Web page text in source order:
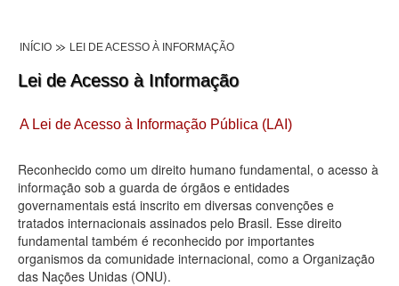
Lei de Acesso à Informação
Dados Governamentais Abertos
Planejamento
Catálogo de dados
Processo Legislativo
Deputados Estaduais
INÍCIO LEI DE ACESSO À INFORMAÇÃO
Lei de Acesso à Informação
A Lei de Acesso à Informação Pública (LAI)
Reconhecido como um direito humano fundamental, o acesso à
informação sob a guarda de órgãos e entidades
governamentais está inscrito em diversas convenções e
tratados internacionais assinados pelo Brasil. Esse direito
fundamental também é reconhecido por importantes
organismos da comunidade internacional, como a Organização
das Nações Unidas (ONU).